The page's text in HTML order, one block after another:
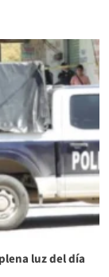
luz del día